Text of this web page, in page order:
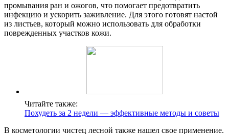
промывания ран и ожогов, что помогает предотвратить
инфекцию и ускорить заживление. Для этого готовят настой
из листьев, который можно использовать для обработки
поврежденных участков кожи.
Читайте также:
Похудеть за 2 недели — эффективные методы и советы
В косметологии чистец лесной также нашел свое применение.